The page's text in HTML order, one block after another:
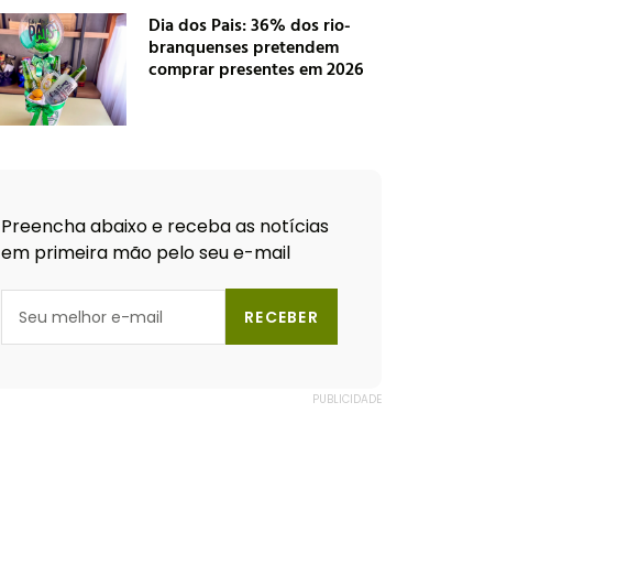
Dia dos Pais: 36% dos rio-
branquenses pretendem
comprar presentes em 2026
Preencha abaixo e receba as notícias
em primeira mão pelo seu e-mail
RECEBER
PUBLICIDADE